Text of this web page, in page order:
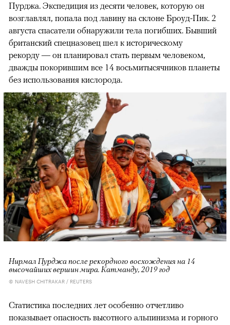
Пурджа. Экспедиция из десяти человек, которую он
возглавлял, попала под лавину на склоне Броуд-Пик. 2
августа спасатели обнаружили тела погибших. Бывший
британский спецназовец шел к историческому
рекорду — он планировал стать первым человеком,
дважды покорившим все 14 восьмитысячников планеты
без использования кислорода.
Нирмал Пурджа после рекордного восхождения на 14
высочайших вершин мира. Катманду, 2019 год
© NAVESH CHITRAKAR / REUTERS
Статистика последних лет особенно отчетливо
показывает опасность высотного альпинизма и горного